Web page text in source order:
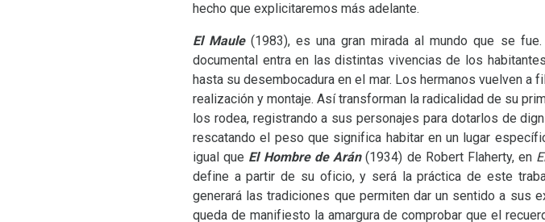
hecho que explicitaremos más adelante.
El Maule(1983), es una gran mirada al mundo que se
documental entra en las distintas vivencias de los
hasta su desembocadura en el mar. Los hermanos vuelven
realización y montaje. Así transforman la radicalidad de su
los rodea, registrando a sus personajes para dotarlos de
rescatando el peso que significa habitar en un lugar
igual que El Hombre de Arán (1934) de Robert Flaherty, en
define a partir de su oficio, y será la práctica de este
generará las tradiciones que permiten dar un sentido a sus
queda de manifiesto la amargura de comprobar que el